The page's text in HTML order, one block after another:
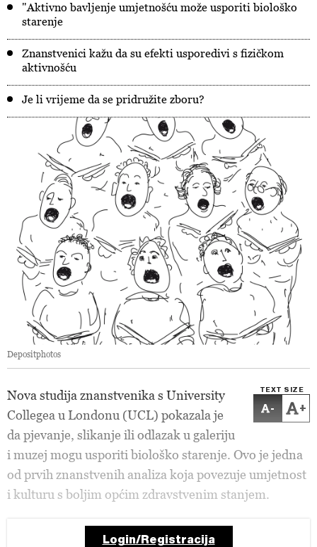
"Aktivno bavljenje umjetnošću može usporiti biološko
starenje
Znanstvenici kažu da su efekti usporedivi s fizičkom
aktivnošću
Je li vrijeme da se pridružite zboru?
Depositphotos
TEXT SIZE
- +
Nova studija znanstvenika s University
Collegea u Londonu (UCL) pokazala je
da pjevanje, slikanje ili odlazak u galeriju
i muzej mogu usporiti biološko starenje. Ovo je jedna
od prvih znanstvenih analiza koja povezuje umjetnost
i kulturu s boljim općim zdravstvenim stanjem.
Login/Registracija